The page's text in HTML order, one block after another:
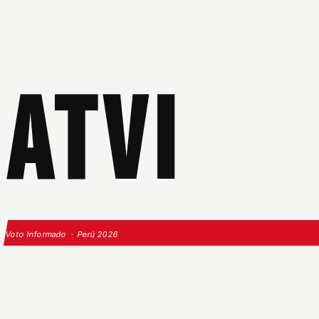
ATVI
Voto Informado · Perú 2026